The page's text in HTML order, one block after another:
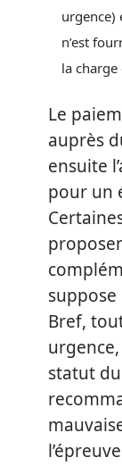
urgence)
n’est
la
Le
auprès
ensuite
pour un
suppose
Bref,
statut